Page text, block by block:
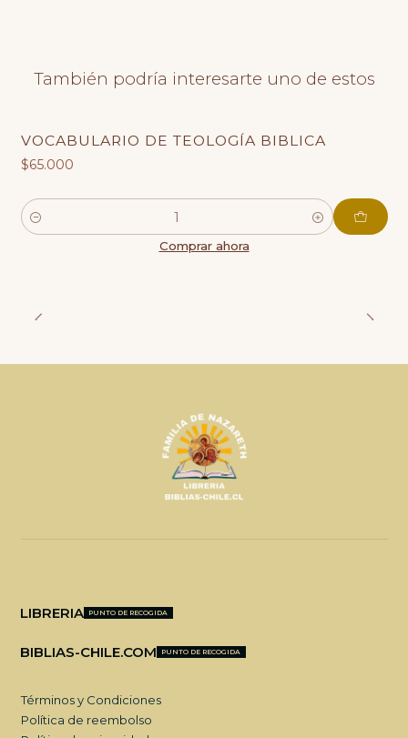
También podría interesarte uno de estos
VOCABULARIO DE TEOLOGÍA BIBLICA
$65.000
Cantidad
Comprar ahora
LIBRERIA PUNTO DE RECOGIDA
BIBLIAS-CHILE.COM PUNTO DE RECOGIDA
Términos y Condiciones
Política de reembolso